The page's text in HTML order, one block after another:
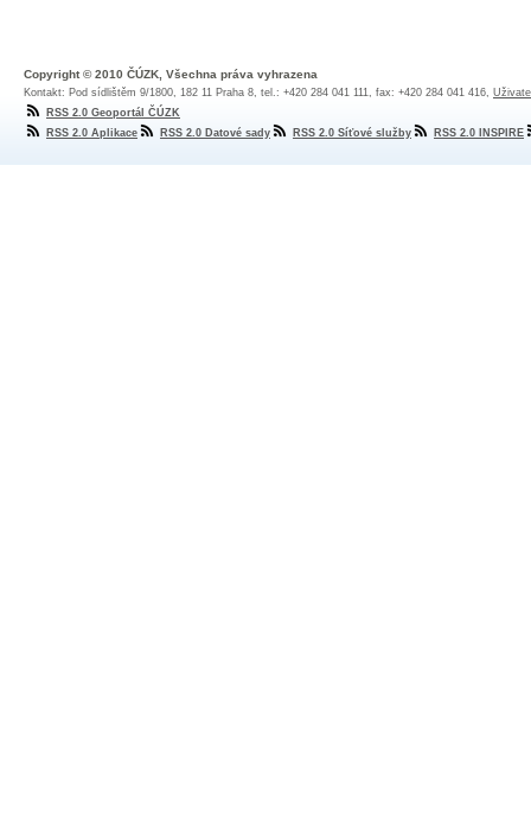
Copyright © 2010 ČÚZK, Všechna práva vyhrazena
Kontakt: Pod sídlištěm 9/1800, 182 11 Praha 8, tel.: +420 284 041 111, fax: +420 284 041 416,
RSS 2.0 Geoportál ČÚZK
RSS 2.0 Aplikace
RSS 2.0 Datové sady RSS 2.0 Síťové služby RSS 2.0 INSPIRE